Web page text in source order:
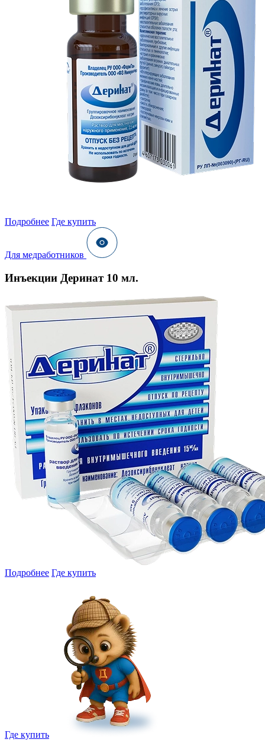
Подробнее Где купить
Для медработников
Инъекции Деринат 10 мл.
Подробнее Где купить
Где купить